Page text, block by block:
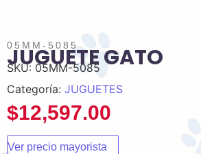
05MM-5085
JUGUETE GATO
SKU: 05MM-5085
Categoría: JUGUETES
$12,597.00
Ver precio mayorista